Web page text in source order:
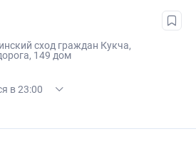
сход граждан Кукча,
149 дом
в 23:00